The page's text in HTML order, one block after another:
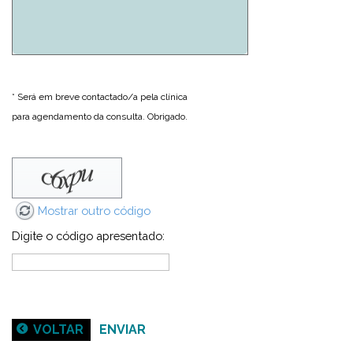
* Será em breve contactado/a pela clínica
para agendamento da consulta. Obrigado.
Mostrar outro código
Digite o código apresentado:
VOLTAR ENVIAR